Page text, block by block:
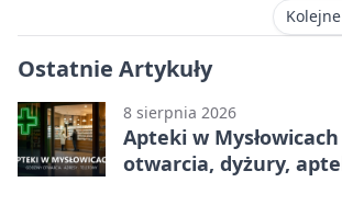
Ostatnie Artykuły
8 sierpnia 2026
Apteki w
otwarcia, dyżury,